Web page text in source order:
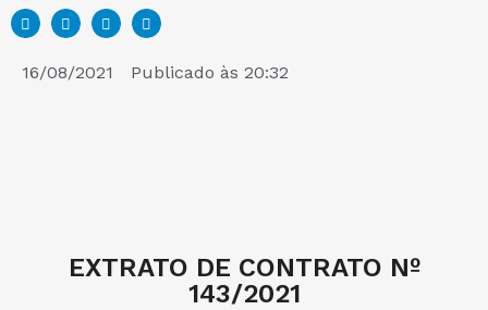
16/08/2021 Publicado às 20:32
EXTRATO DE CONTRATO Nº
143/2021
PORTAL DA TRANSPARÊNCIA
E-SIC